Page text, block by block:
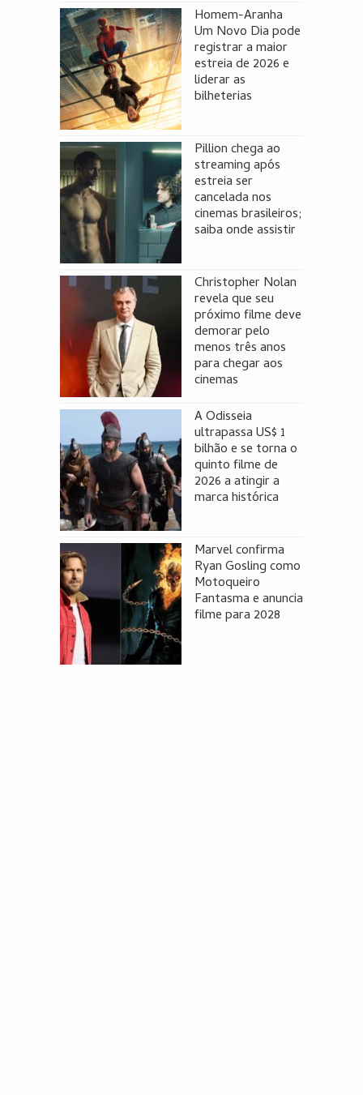
Homem-Aranha
Um Novo Dia pode
registrar a maior
estreia de 2026 e
liderar as
bilheterias
Pillion chega ao
streaming após
estreia ser
cancelada nos
cinemas brasileiros;
saiba onde assistir
Christopher Nolan
revela que seu
próximo filme deve
demorar pelo
menos três anos
para chegar aos
cinemas
A Odisseia
ultrapassa US$ 1
bilhão e se torna o
quinto filme de
2026 a atingir a
marca histórica
Marvel confirma
Ryan Gosling como
Motoqueiro
Fantasma e anuncia
filme para 2028